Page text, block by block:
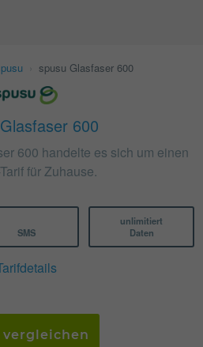
spusu Glasfaser 600
600
600 handelte es sich um einen
für Zuhause.
SMS
unlimitiert
Daten